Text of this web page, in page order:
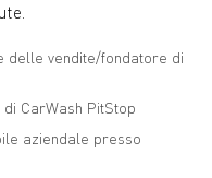
delle vendite/fondatore di
CarWash PitStop
aziendale presso